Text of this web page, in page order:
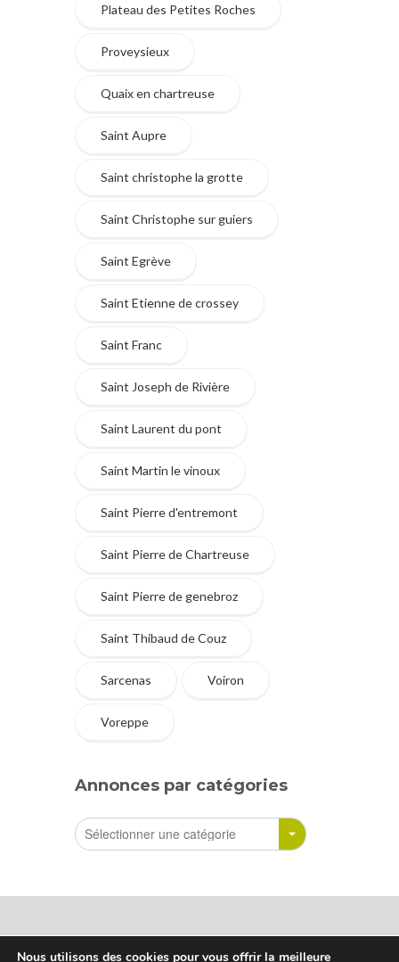
Plateau des Petites Roches
Proveysieux
Quaix en chartreuse
Saint Aupre
Saint christophe la grotte
Saint Christophe sur guiers
Saint Egrève
Saint Etienne de crossey
Saint Franc
Saint Joseph de Rivière
Saint Laurent du pont
Saint Martin le vinoux
Saint Pierre d'entremont
Saint Pierre de Chartreuse
Saint Pierre de genebroz
Saint Thibaud de Couz
Sarcenas Voiron
Voreppe
Annonces par catégories
Nous utilisons des cookies pour vous offrir la meilleure